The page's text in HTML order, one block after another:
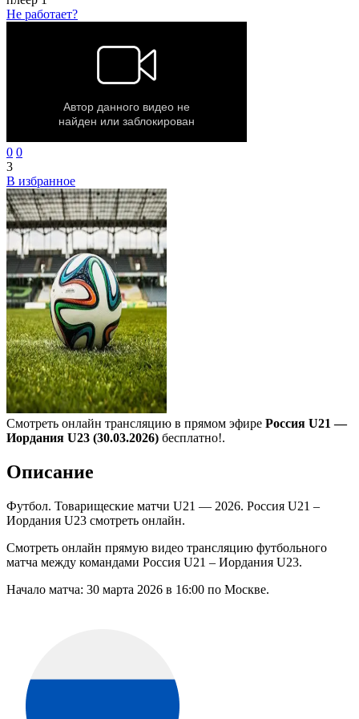
Не работает?
0 0
3
В избранное
Смотреть онлайн трансляцию в прямом эфире Россия U21 —
Иордания U23 (30.03.2026) бесплатно!.
Описание
Футбол. Товарищеские матчи U21 — 2026. Россия U21 –
Иордания U23 смотреть онлайн.
Смотреть онлайн прямую видео трансляцию футбольного
матча между командами Россия U21 – Иордания U23.
Начало матча: 30 марта 2026 в 16:00 по Москве.